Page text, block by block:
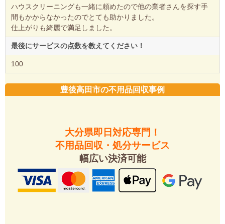
ハウスクリーニングも一緒に頼めたので他の業者さんを探す手
間もかからなかったのでとても助かりました。
仕上がりも綺麗で満足しました。
最後にサービスの点数を教えてください！
100
豊後高田市の不用品回収事例
大分県即日対応専門！
不用品回収・処分サービス
幅広い決済可能